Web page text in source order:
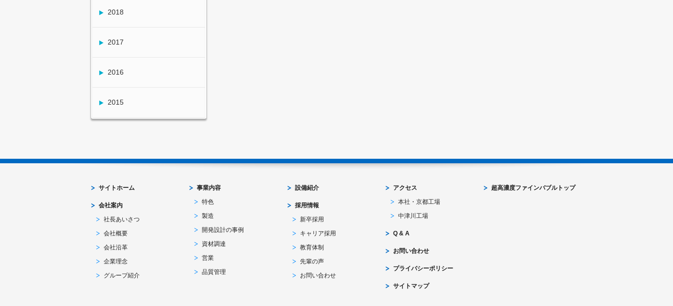
2018
2017
2016
2015
サイトホーム
会社案内
社長あいさつ
会社概要
会社沿革
企業理念
グループ紹介
事業内容
特色
製造
開発設計の事例
資材調達
営業
品質管理
設備紹介
採用情報
新卒採用
キャリア採用
教育体制
先輩の声
お問い合わせ
アクセス
本社・京都工場
中津川工場
Q & A
お問い合わせ
プライバシーポリシー
サイトマップ
超高濃度ファインバブルトップ